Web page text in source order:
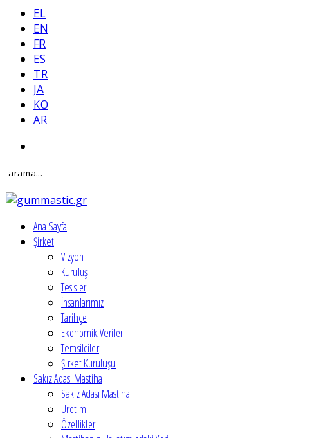
EL
EN
FR
ES
TR
JA
KO
AR
Ana Sayfa
Şirket
Vizyon
Kuruluş
Tesisler
İnsanlarımız
Tarihçe
Ekonomik Veriler
Temsilciler
Şirket Kuruluşu
Sakız Adası Mastiha
Sakız Adası Mastiha
Üretim
Özellikler